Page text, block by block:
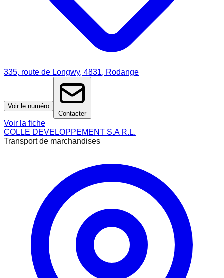
335, route de Longwy, 4831, Rodange
Voir le numéro
Contacter
Voir la fiche
COLLE DEVELOPPEMENT S.A R.L.
Transport de marchandises